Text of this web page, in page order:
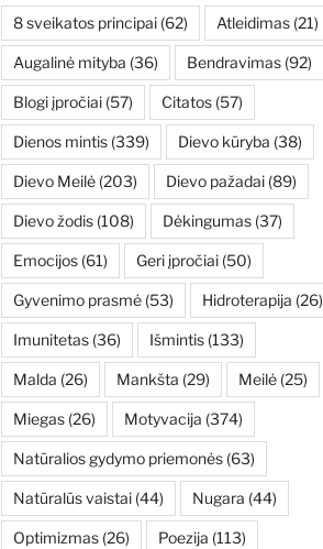
8 sveikatos principai(62) Atleidimas(21)
Augalinė mityba (36) Bendravimas(92)
Blogi įpročiai(57) Citatos(57)
Dienos mintis(339) Dievo kūryba (38)
Dievo Meilė(203) Dievo pažadai(89)
Dievo žodis(108) Dėkingumas(37)
Emocijos(61) Geri įpročiai(50)
Gyvenimo prasmė(53) Hidroterapija (26)
Imunitetas(36) Išmintis(133)
Malda (26) Mankšta (29) Meilė(25)
Miegas(26) Motyvacija (374)
Natūralios gydymo priemonės(63)
Natūralūs vaistai(44) Nugara (44)
Optimizmas(26) Poezija (113)